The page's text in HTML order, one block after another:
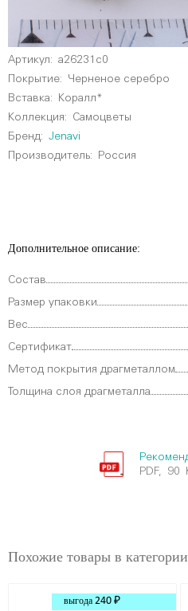
Артикул:
a26231c0
Покрытие: Черненое серебро
Вставка: Коралл*
Коллекция: Самоцветы
Бренд:
Jenavi
Производитель: Россия
Дополнительное описание:
Состав
Размер упаковки
Вес
Сертификат
Метод покрытия драгметаллом
Толщина слоя драгметалла
PDF, 90
Похожие товары в категории
выгода 240 ₽